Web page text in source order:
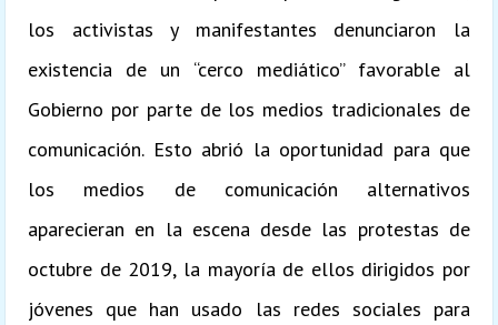
los activistas y manifestantes denunciaron la
existencia de un “cerco mediático” favorable al
Gobierno por parte de los medios tradicionales de
comunicación. Esto abrió la oportunidad para que
los medios de comunicación alternativos
aparecieran en la escena desde las protestas de
octubre de 2019, la mayoría de ellos dirigidos por
jóvenes que han usado las redes sociales para